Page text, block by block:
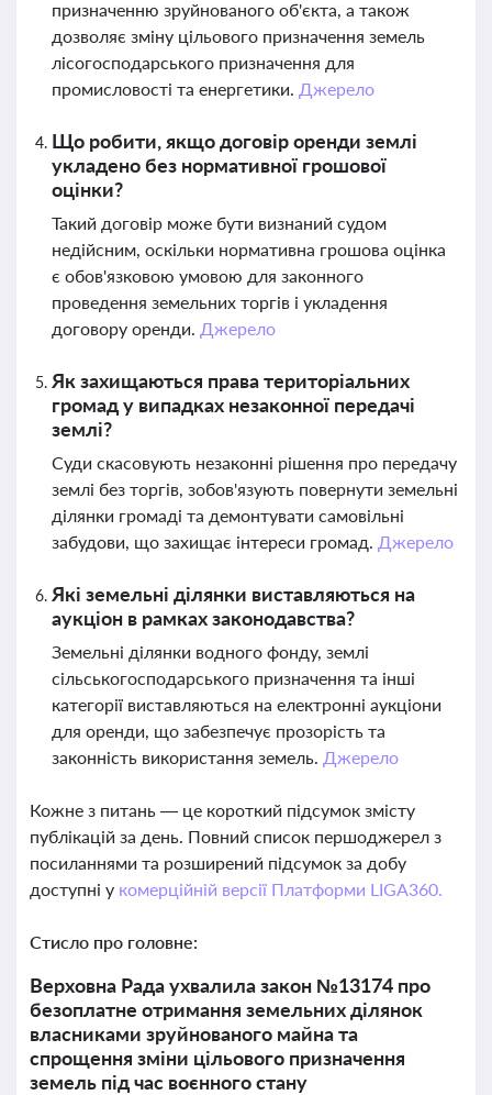
призначенню зруйнованого об'єкта, а також
дозволяє зміну цільового призначення земель
лісогосподарського призначення для
промисловості та енергетики. Джерело
Що робити, якщо договір оренди землі
укладено без нормативної грошової
оцінки?
Такий договір може бути визнаний судом
недійсним, оскільки нормативна грошова оцінка
є обов'язковою умовою для законного
проведення земельних торгів і укладення
договору оренди. Джерело
Як захищаються права територіальних
громад у випадках незаконної передачі
землі?
Суди скасовують незаконні рішення про передачу
землі без торгів, зобов'язують повернути земельні
ділянки громаді та демонтувати самовільні
забудови, що захищає інтереси громад. Джерело
Які земельні ділянки виставляються на
аукціон в рамках законодавства?
Земельні ділянки водного фонду, землі
сільськогосподарського призначення та інші
категорії виставляються на електронні аукціони
для оренди, що забезпечує прозорість та
законність використання земель. Джерело
Кожне з питань — це короткий підсумок змісту
публікацій за день. Повний список першоджерел з
посиланнями та розширений підсумок за добу
доступні у комерційній версії Платформи LIGA360.
Стисло про головне:
Верховна Рада ухвалила закон №13174 про
безоплатне отримання земельних ділянок
власниками зруйнованого майна та
спрощення зміни цільового призначення
земель під час воєнного стану